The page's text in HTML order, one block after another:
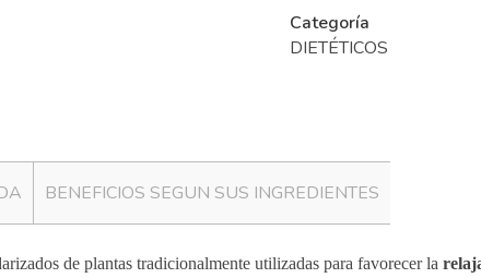
Categoría
DIETÉTICOS
BENEFICIOS SEGUN SUS INGREDIENTES
de plantas tradicionalmente utilizadas para favorecer la